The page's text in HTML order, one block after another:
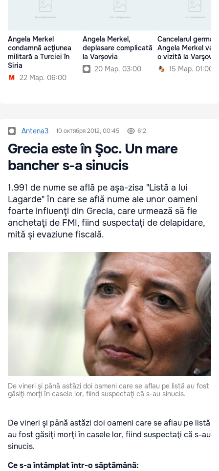
Angela Merkel
condamnă acţiunea
militară a Turciei în
Siria
22 Мар. 06:00
Angela Merkel,
deplasare complicată
la Varșovia
20 Мар. 03:00
Cancelarul german
Angela Merkel va
o vizită la
15 Мар. 01:00
Antena3 10 октября 2012, 00:45 612
Grecia este în Şoc. Un mare
bancher s-a sinucis
1.991 de nume se află pe aşa-zisa "Listă a lui
Lagarde" în care se află nume ale unor oameni
foarte influenţi din Grecia, care urmează să fie
anchetaţi de FMI, fiind suspectaţi de delapidare,
mită şi evaziune fiscală.
De vineri şi până astăzi doi oameni care se aflau pe listă au fost
găsiţi morţi în casele lor, fiind suspectaţi că s-au sinucis.
De vineri şi până astăzi doi oameni care se aflau pe listă
au fost găsiţi morţi în casele lor, fiind suspectaţi că s-au
sinucis.
Ce s-a întâmplat într-o săptămână: